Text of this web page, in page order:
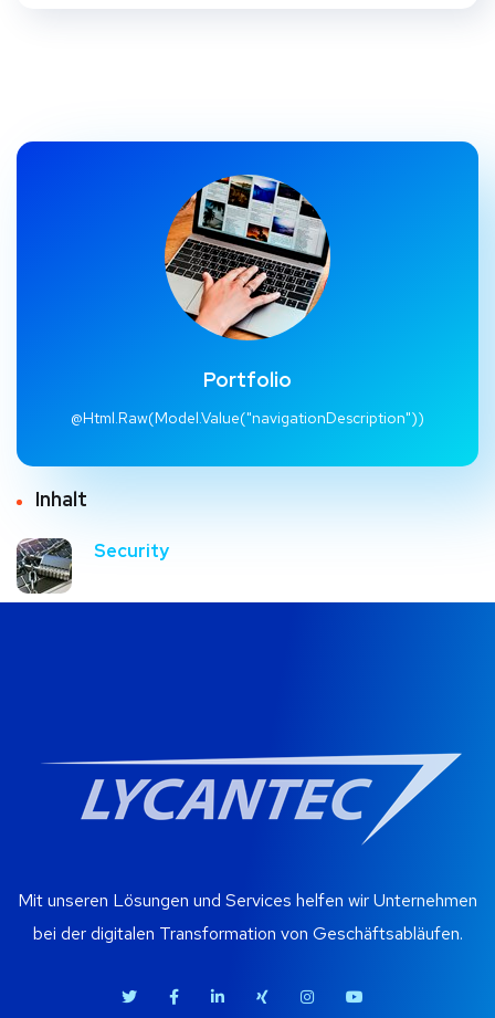
Portfolio
@Html.Raw(Model.Value("navigationDescription"))
Inhalt
Security
Modules & Erweiterungen
Mit unseren Lösungen und Services helfen wir Unternehmen
bei der digitalen Transformation von Geschäftsabläufen.